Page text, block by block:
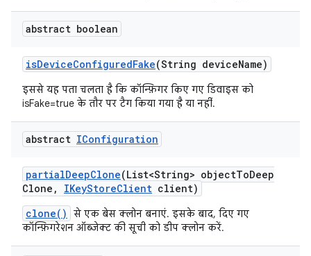
abstract boolean
isDeviceConfiguredFake(String deviceName)
इससे यह पता चलता है कि कॉन्फ़िगर किए गए डिवाइस को
isFake=true के तौर पर टैग किया गया है या नहीं.
abstract IConfiguration
partialDeepClone(List<String> objectToDeep
Clone , IKeyStoreClient client)
clone()
से एक बेस क्लोन बनाएं. इसके बाद, दिए गए
कॉन्फ़िगरेशन ऑब्जेक्ट की सूची को डीप क्लोन करें.